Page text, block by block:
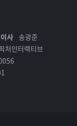
사 송광준
처인터렉티브